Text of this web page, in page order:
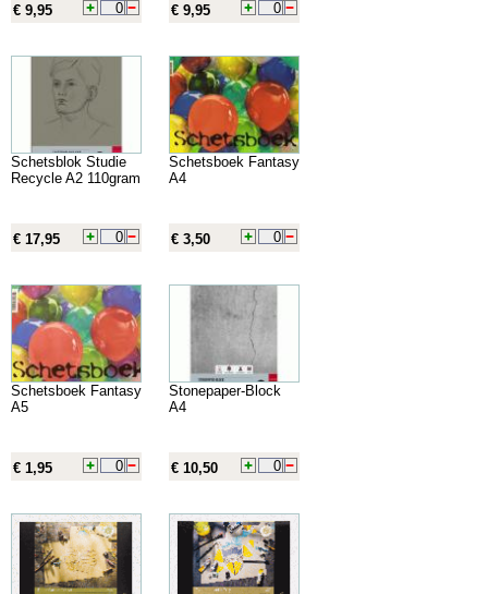
€ 9,95 € 9,95
Schetsblok Studie
Recycle A2 110gram
€ 17,95
Schetsboek Fantasy
A4
€ 3,50
Schetsboek Fantasy
A5
€ 1,95
Stonepaper-Block
A4
€ 10,50